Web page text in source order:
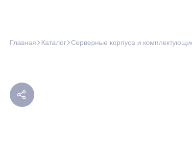
Главная Каталог Серверные корпуса и